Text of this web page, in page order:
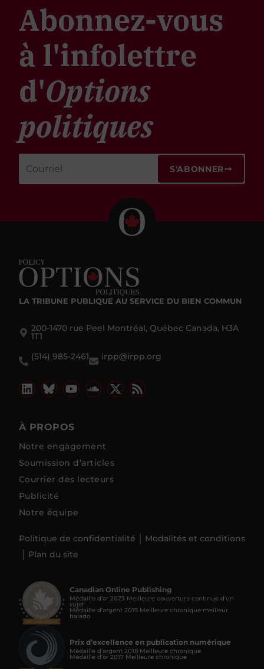
Abonnez-vous
à l'infolettre
d'Options
politiques
S'ABONNER
LA TRIBUNE PUBLIQUE AU SERVICE DU BIEN COMMUN
200-1470 rue Peel Montréal, Québec Canada, H3A
1T1
(514) 985-2461
irpp@irpp.org
À PROPOS
Notre engagement
Soumission d’articles
Courrier des lecteurs
Publicité
Notre équipe
Politique de confidentialité
Modalités et conditions
Plan du site
Canadian Online Publishing
Médaille d’or 2023 Meilleure couverture continue d'un
sujet
Médaille d’argent 2019 Meilleure chronique meilleur
balado
Prix d’excellence en publication numérique
Médaille d’argent 2018 Meilleure chronique
Médaille d’or 2017 Meilleure chronique